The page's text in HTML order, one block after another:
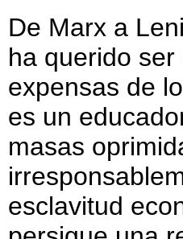
De Marx a
ha querido
expensas de
es un
masas
esclavitud